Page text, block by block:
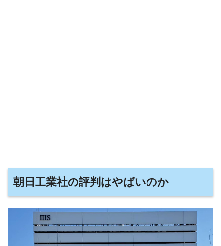
朝日工業社の評判はやばいのか